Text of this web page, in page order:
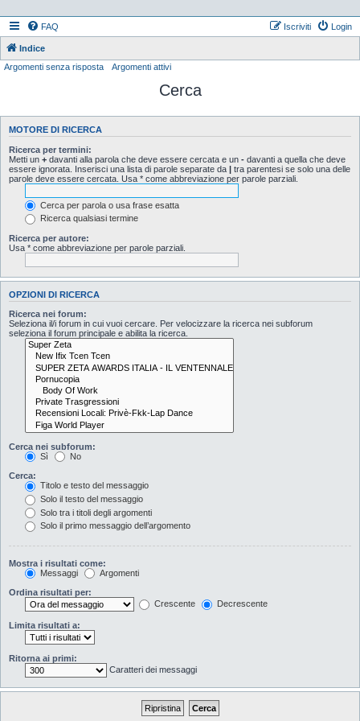
FAQ Login
Iscriviti
Indice
Argomenti senza risposta
Argomenti attivi
Cerca
MOTORE DI RICERCA
Ricerca per termini:
Metti un + davanti alla parola che deve essere cercata e un - davanti a quella che deve
essere ignorata. Inserisci una lista di parole separate da | tra parentesi se solo una delle
parole deve essere cercata. Usa * come abbreviazione per parole parziali.
Cerca per parola o usa frase esatta
Ricerca qualsiasi termine
Ricerca per autore:
Usa * come abbreviazione per parole parziali.
OPZIONI DI RICERCA
Ricerca nei forum:
Seleziona il/i forum in cui vuoi cercare. Per velocizzare la ricerca nei subforum
seleziona il forum principale e abilita la ricerca.
Cerca nei subforum:
Sì
No
Cerca:
Titolo e testo del messaggio
Solo il testo del messaggio
Solo tra i titoli degli argomenti
Solo il primo messaggio dell’argomento
Mostra i risultati come:
Messaggi
Argomenti
Ordina risultati per:
Crescente
Decrescente
Limita risultati a:
Ritorna ai primi:
Caratteri dei messaggi